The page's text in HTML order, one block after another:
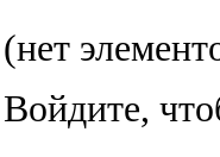
(нет
Войдите,